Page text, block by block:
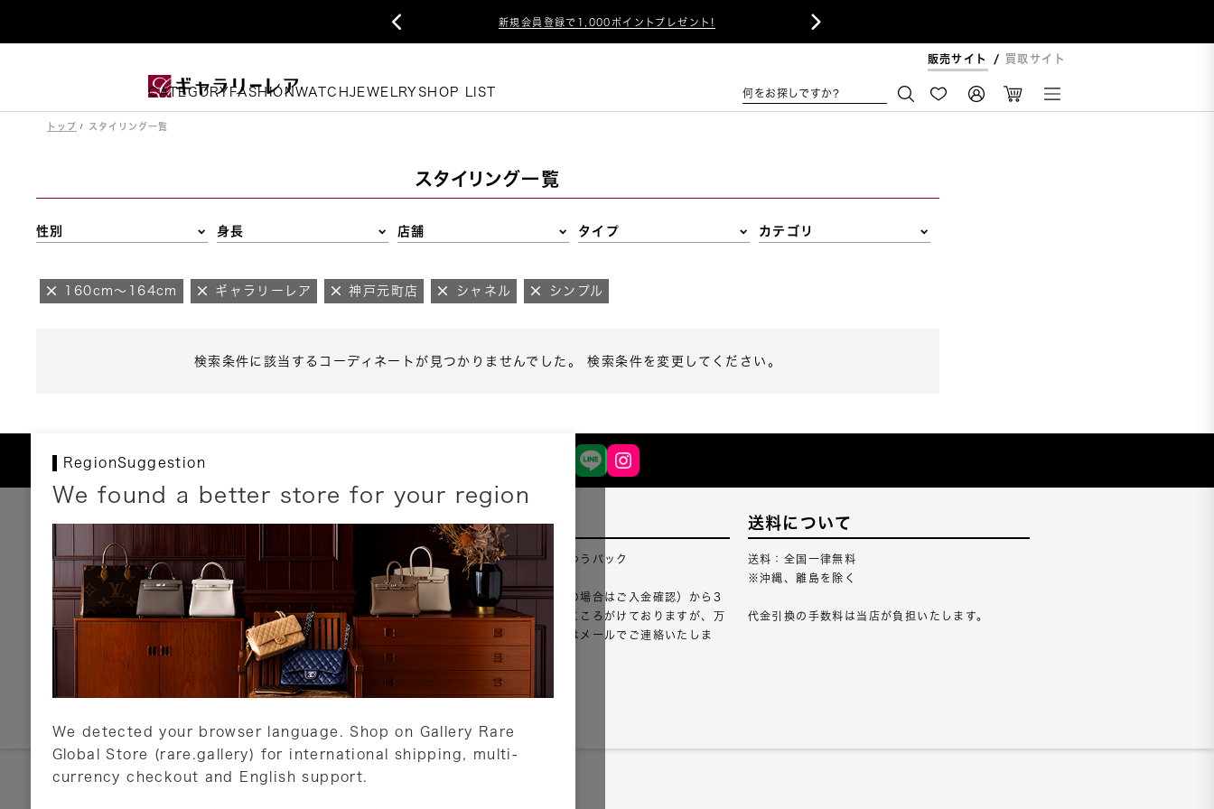
新規会員登録で1,000ポイントプレゼント!
 
販売サイト 買取サイト
CATEGORY FASHIONWATCHJEWELRY SHOP LIST 何をお探しですか?
トップ スタイリング一覧
スタイリング一覧
性別 身長 店舗 タイプ カテゴリ
160cm～164cm ギャラリーレア 神戸元町店 シャネル シンプル
検索条件に該当するコーディネートが見つかりませんでした。 検索条件を変更してください。
RegionSuggestion
We found a better store for your region
We detected your browser language. Shop on Gallery Rare
Global Store (rare.gallery) for international shipping, multi-
currency checkout and English support.
お支払いについて
以下のお支払方法が利用可能です。
クレジットカード
ショッピングローン
銀行振込・郵便振替
代金引換
Amazon Pay
PayPay
店頭支払い
詳しくはこちら
配送について
配送業者：佐川急便・ゆうパック
ご注文確認（銀行振込の場合はご入金確認）から3
営業日以内のご出荷をこころがけておりますが、万
が一出荷が遅れる場合はメールでご連絡いたしま
詳しくはこちら
送料について
送料：全国一律無料
※沖縄、離島を除く
代金引換の手数料は当店が負担いたします。